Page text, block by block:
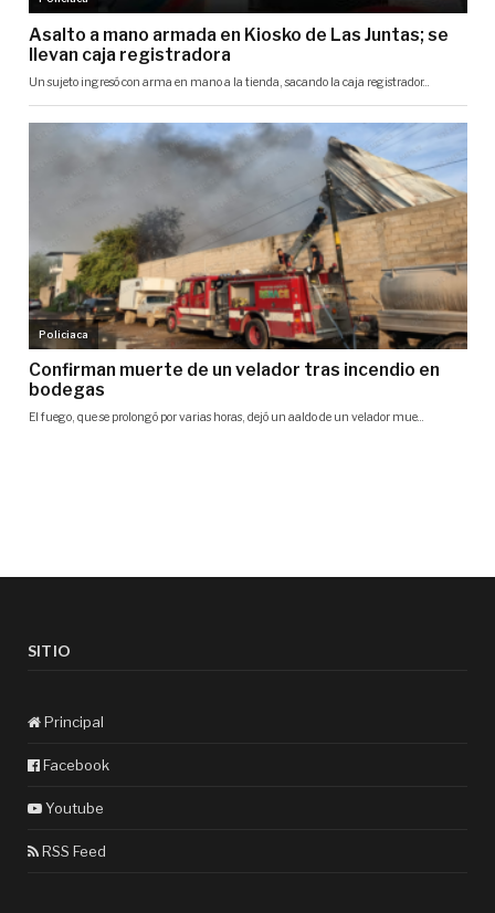
SITIO
Principal
Facebook
Youtube
RSS Feed